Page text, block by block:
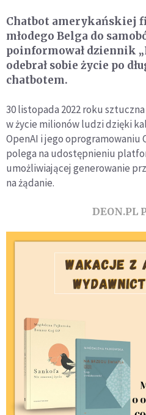
Chatbot amerykańskiej
młodego Belga do
poinformował dziennik
odebrał sobie życie po
chatbotem.
30 listopada 2022 roku
w życie milionów ludzi dzięki
OpenAI i jego oprogramowaniu
polega na udostępnieniu
umożliwiającej generowanie
na żądanie.
DEON.PL